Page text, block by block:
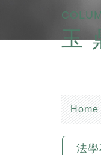
玉
Home
法學